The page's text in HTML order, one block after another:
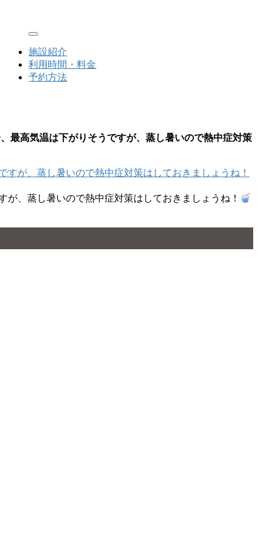
Toggle navigation
施設紹介
利用時間・料金
予約方法
最高気温は下がりそうですが、蒸し暑いので熱中症対策
、蒸し暑いので熱中症対策はしておきましょうね！